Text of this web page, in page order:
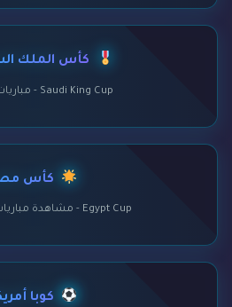
كأس الملك
Saudi King Cup - مباريات اليوم HD
كأس
Egypt Cup - مشاهدة مباريات الكأس لايف
كوبا